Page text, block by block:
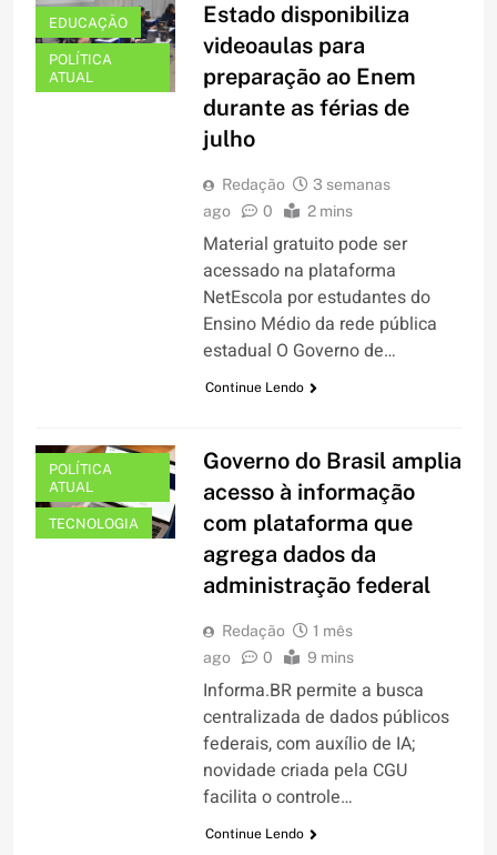
EDUCAÇÃO
POLÍTICA
ATUAL
Estado disponibiliza
videoaulas para
preparação ao Enem
durante as férias de
julho
Redação
3 semanas
ago
0 2 mins
Material gratuito pode ser
acessado na plataforma
NetEscola por estudantes do
Ensino Médio da rede pública
estadual O Governo de…
Continue Lendo
POLÍTICA
ATUAL
TECNOLOGIA
Governo do Brasil amplia
acesso à informação
com plataforma que
agrega dados da
administração federal
Redação
1 mês
ago
0 9 mins
Informa.BR permite a busca
centralizada de dados públicos
federais, com auxílio de IA;
novidade criada pela CGU
facilita o controle…
Continue Lendo